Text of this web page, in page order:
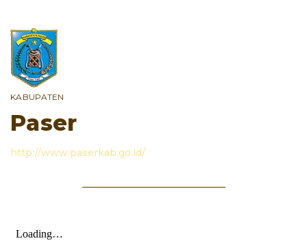
KABUPATEN
Paser
http://www.paserkab.go.id/